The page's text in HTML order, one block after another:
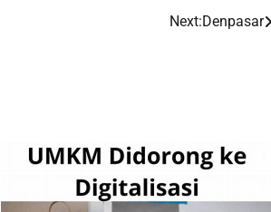
Next:Denpasar